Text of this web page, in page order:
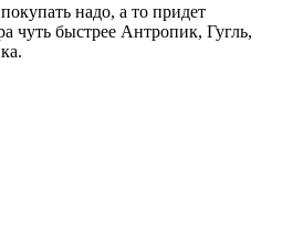
надо, а то придет
чуть быстрее Антропик, Гугль,